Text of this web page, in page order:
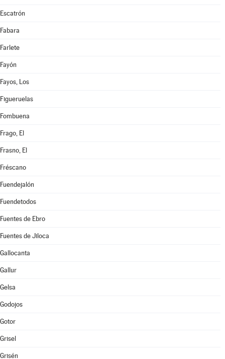
Escatrón
Fabara
Farlete
Fayón
Fayos, Los
Figueruelas
Fombuena
Frago, El
Frasno, El
Fréscano
Fuendejalón
Fuendetodos
Fuentes de Ebro
Fuentes de Jiloca
Gallocanta
Gallur
Gelsa
Godojos
Gotor
Grisel
Grisén